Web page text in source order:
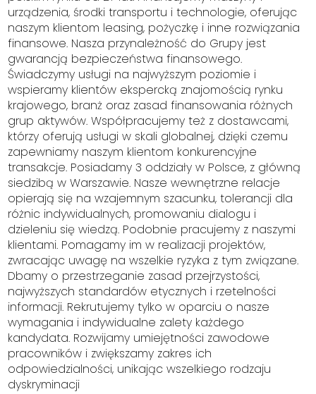
urządzenia, środki transportu i technologie, oferując
naszym klientom leasing, pożyczkę i inne rozwiązania
finansowe. Nasza przynależność do Grupy jest
gwarancją bezpieczeństwa finansowego.
Świadczymy usługi na najwyższym poziomie i
wspieramy klientów ekspercką znajomością rynku
krajowego, branż oraz zasad finansowania różnych
grup aktywów. Współpracujemy też z dostawcami,
którzy oferują usługi w skali globalnej, dzięki czemu
zapewniamy naszym klientom konkurencyjne
transakcje. Posiadamy 3 oddziały w Polsce, z główną
siedzibą w Warszawie. Nasze wewnętrzne relacje
opierają się na wzajemnym szacunku, tolerancji dla
różnic indywidualnych, promowaniu dialogu i
dzieleniu się wiedzą. Podobnie pracujemy z naszymi
klientami. Pomagamy im w realizacji projektów,
zwracając uwagę na wszelkie ryzyka z tym związane.
Dbamy o przestrzeganie zasad przejrzystości,
najwyższych standardów etycznych i rzetelności
informacji. Rekrutujemy tylko w oparciu o nasze
wymagania i indywidualne zalety każdego
kandydata. Rozwijamy umiejętności zawodowe
pracowników i zwiększamy zakres ich
odpowiedzialności, unikając wszelkiego rodzaju
dyskryminacji